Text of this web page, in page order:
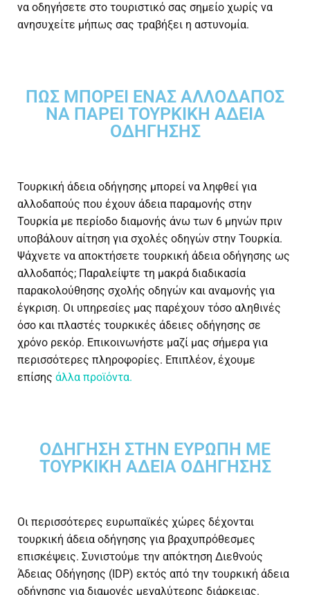
να οδηγήσετε στο τουριστικό σας σημείο χωρίς να
ανησυχείτε μήπως σας τραβήξει η αστυνομία.
ΠΏΣ ΜΠΟΡΕΊ ΈΝΑΣ ΑΛΛΟΔΑΠΌΣ
ΝΑ ΠΆΡΕΙ ΤΟΥΡΚΙΚΉ ΆΔΕΙΑ
ΟΔΉΓΗΣΗΣ
Τουρκική άδεια οδήγησης μπορεί να ληφθεί για
αλλοδαπούς που έχουν άδεια παραμονής στην
Τουρκία με περίοδο διαμονής άνω των 6 μηνών πριν
υποβάλουν αίτηση για σχολές οδηγών στην Τουρκία.
Ψάχνετε να αποκτήσετε τουρκική άδεια οδήγησης ως
αλλοδαπός; Παραλείψτε τη μακρά διαδικασία
παρακολούθησης σχολής οδηγών και αναμονής για
έγκριση. Οι υπηρεσίες μας παρέχουν τόσο αληθινές
όσο και πλαστές τουρκικές άδειες οδήγησης σε
χρόνο ρεκόρ. Επικοινωνήστε μαζί μας σήμερα για
περισσότερες πληροφορίες. Επιπλέον, έχουμε
επίσης άλλα προϊόντα.
ΟΔΉΓΗΣΗ ΣΤΗΝ ΕΥΡΏΠΗ ΜΕ
ΤΟΥΡΚΙΚΉ ΆΔΕΙΑ ΟΔΉΓΗΣΗΣ
Οι περισσότερες ευρωπαϊκές χώρες δέχονται
τουρκική άδεια οδήγησης για βραχυπρόθεσμες
επισκέψεις. Συνιστούμε την απόκτηση Διεθνούς
Άδειας Οδήγησης (IDP) εκτός από την τουρκική άδεια
οδήγησης για διαμονές μεγαλύτερης διάρκειας.